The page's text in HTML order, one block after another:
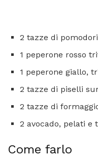
2 tazze di
1 peperone rosso
1 peperone giallo,
2 tazze di piselli
2 tazze di
2 avocado, pelati e
Come farlo